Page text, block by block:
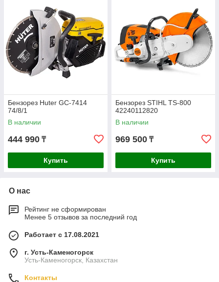
Бензорез Huter GC-7414
74/8/1
В наличии
444 990 ₸
Купить
Бензорез STIHL TS-800
42240112820
В наличии
969 500 ₸
Купить
О нас
Рейтинг не сформирован
Менее 5 отзывов за последний год
Работает с 17.08.2021
г. Усть-Каменогорск
Усть-Каменогорск, Казахстан
Контакты